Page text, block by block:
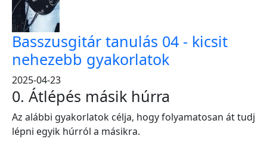
Basszusgitár tanulás 04 - kicsit
nehezebb gyakorlatok
2025-04-23
0. Átlépés másik húrra
Az alábbi gyakorlatok célja, hogy folyamatosan át tudj
lépni egyik húrról a másikra.